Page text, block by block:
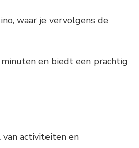
waar je vervolgens de
en biedt een prachtig
van activiteiten en